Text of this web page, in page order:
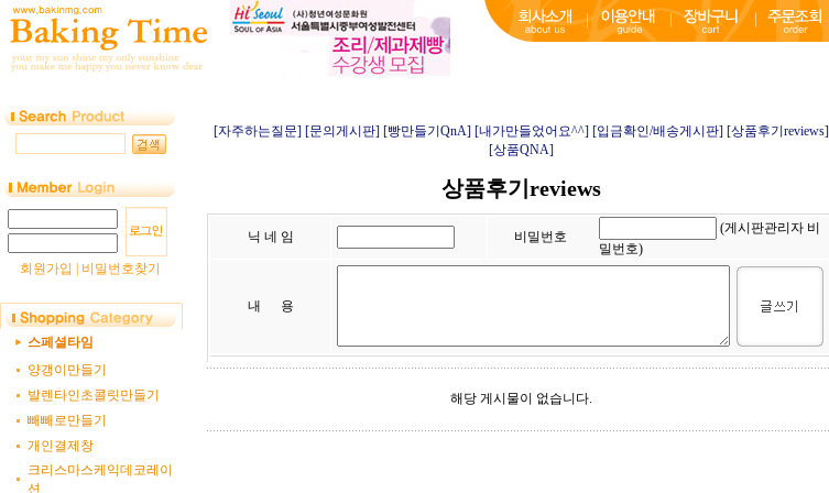
회원가입 비밀번호찾기
스페셜타임
양갱이만들기
발렌타인초콜릿만들기
빼빼로만들기
개인결제창
크리스마스케익데코레이
션
[자주하는질문] [문의게시판] [빵만들기QnA] [내가만들었어요^^] [입금확인/배송게시판] [상품후기reviews]
[상품QNA]
상품후기reviews
닉 네 임 비밀번호
(게시판관리자 비
밀번호)
내 용
해당 게시물이 없습니다.